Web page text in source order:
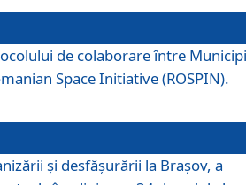
de colaborare între
Space Initiative (ROSPIN).
şi desfăşurării la Braşov, a